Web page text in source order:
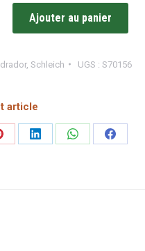
Ajouter au panier
, Schleich UGS : S70156
article
PartagerPartagerPartager